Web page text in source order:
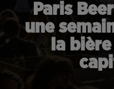
Paris
une
la